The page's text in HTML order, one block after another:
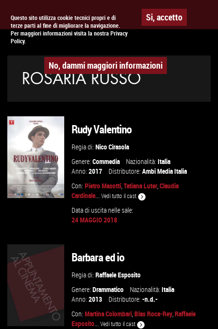
Questo sito utilizza cookie tecnici propri e di
terze parti al fine di migliorare la navigazione.
Per maggiori informazioni visita la nostra Privacy
Policy.
Si, accetto
No, dammi maggiori informazioni
APPUNTAMENTO AL CINEMA
ROSARIA RUSSO
VAI ALLA SCHEDA
Rudy Valentino
Regia di:Nico Cirasola
Genere:Commedia Nazionalità:Italia
Anno:2017 Distributore:Ambi Media Italia
Con:Pietro Masotti,Tatiana Luter,Claudia
Cardinale...Vedi tutto il cast
Data di uscita nelle sale:
24 MAGGIO 2018
Barbara ed io
Regia di:Raffaele Esposito
Genere:Drammatico Nazionalità:Italia
Anno:2013 Distributore:-n.d.-
Con:Martina Colombari,Blas Roca-Rey,Raffaele
Esposito...Vedi tutto il cast